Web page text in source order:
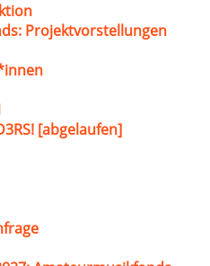
Projektvorstellungen
[abgelaufen]